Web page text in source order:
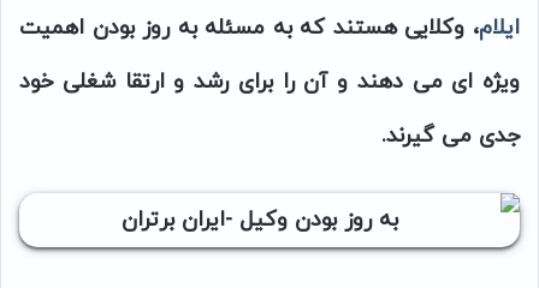
ایلام، وکلایی هستند که به مسئله به روز بودن اهمیت
ویژه ای می دهند و آن را برای رشد و ارتقا شغلی خود
جدی می گیرند.